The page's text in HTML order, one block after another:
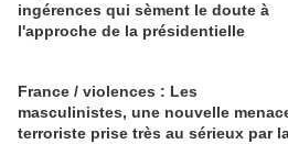
ingérences qui sèment le doute à
l'approche de la présidentielle
France / violences : Les
masculinistes, une nouvelle
terroriste prise très au sérieux par